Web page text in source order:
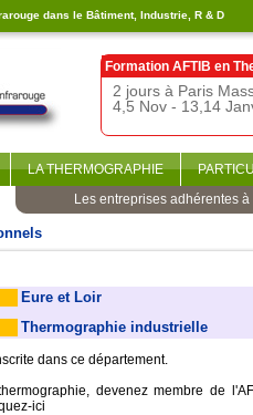
dans le Bâtiment, Industrie, R & D
Formation AFTIB en
2 jours à Paris
4,5 Nov - 13,14
LA THERMOGRAPHIE
Les entreprises adhérentes à
Eure et Loir
Thermographie industrielle
dans ce département.
devenez membre de
ici